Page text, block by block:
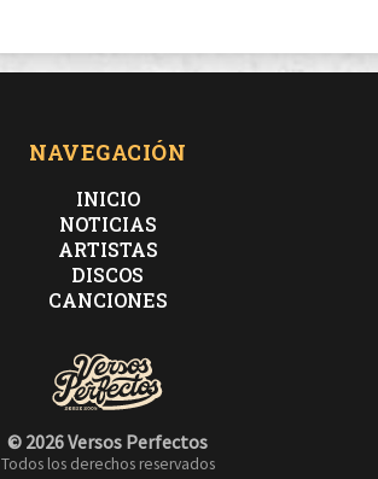
NAVEGACIÓN
INICIO
NOTICIAS
ARTISTAS
DISCOS
CANCIONES
© 2026 Versos Perfectos
Todos los derechos reservados